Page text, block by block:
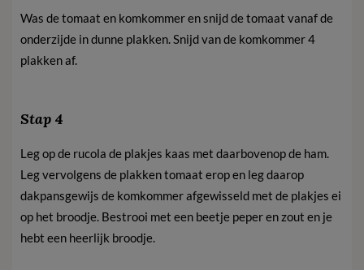
Was de tomaat en komkommer en snijd de tomaat vanaf de
onderzijde in dunne plakken. Snijd van de komkommer 4
plakken af.
Stap 4
Leg op de rucola de plakjes kaas met daarbovenop de ham.
Leg vervolgens de plakken tomaat erop en leg daarop
dakpansgewijs de komkommer afgewisseld met de plakjes ei
op het broodje. Bestrooi met een beetje peper en zout en je
hebt een heerlijk broodje.